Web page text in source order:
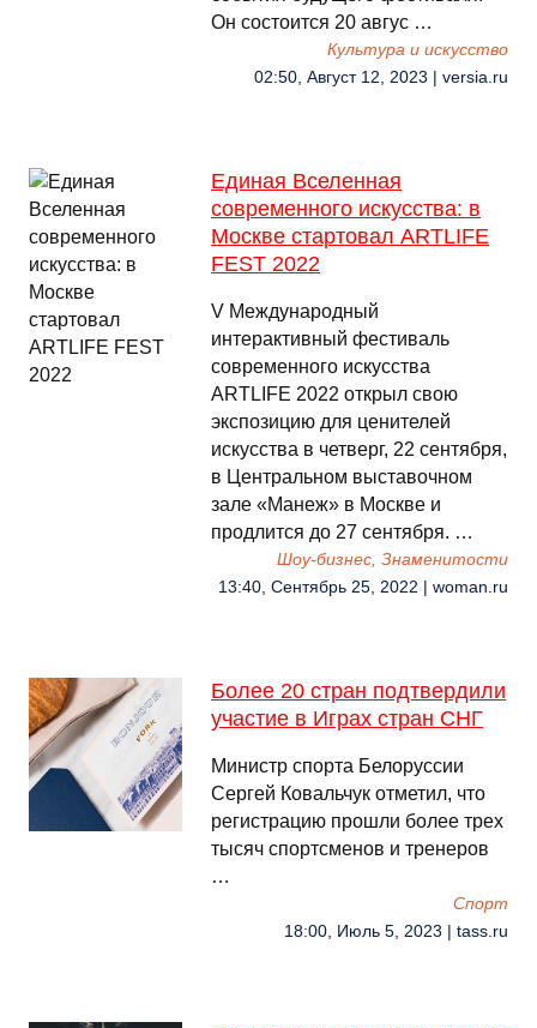
Он состоится 20 авгус …
Культура и искусство
02:50, Август 12, 2023 | versia.ru
Единая Вселенная
современного искусства: в
Москве стартовал ARTLIFE
FEST 2022
V Международный
интерактивный фестиваль
современного искусства
ARTLIFE 2022 открыл свою
экспозицию для ценителей
искусства в четверг, 22 сентября,
в Центральном выставочном
зале «Манеж» в Москве и
продлится до 27 сентября. …
Шоу-бизнес, Знаменитости
13:40, Сентябрь 25, 2022 | woman.ru
Более 20 стран подтвердили
участие в Играх стран СНГ
Министр спорта Белоруссии
Сергей Ковальчук отметил, что
регистрацию прошли более трех
тысяч спортсменов и тренеров
…
Спорт
18:00, Июль 5, 2023 | tass.ru